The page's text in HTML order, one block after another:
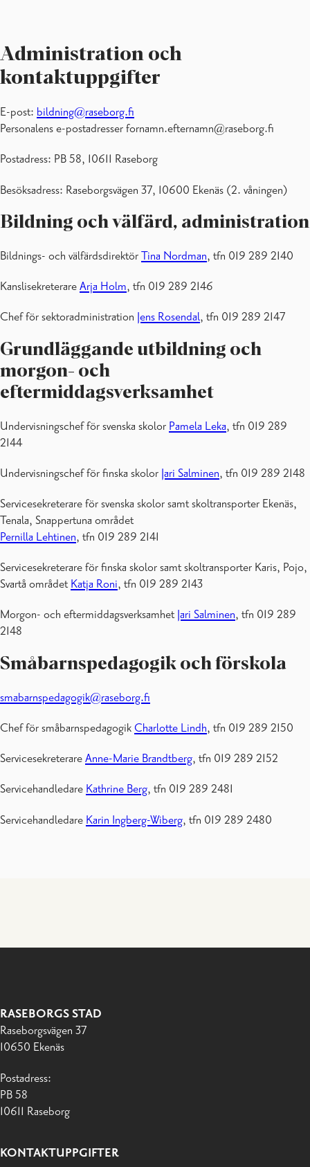
Administration och
kontaktuppgifter
E-post: bildning@raseborg.fi
Personalens e-postadresser fornamn.efternamn@raseborg.fi
Postadress: PB 58, 10611 Raseborg
Besöksadress: Raseborgsvägen 37, 10600 Ekenäs (2. våningen)
Bildning och välfärd, administration
Bildnings- och välfärdsdirektör Tina Nordman, tfn 019 289 2140
Kanslisekreterare Arja Holm, tfn 019 289 2146
Chef för sektoradministration Jens Rosendal, tfn 019 289 2147
Grundläggande utbildning och
morgon- och
eftermiddagsverksamhet
Undervisningschef för svenska skolor Pamela Leka, tfn 019 289
2144
Undervisningschef för finska skolor Jari Salminen, tfn 019 289 2148
Servicesekreterare för svenska skolor samt skoltransporter Ekenäs,
Tenala, Snappertuna området
Pernilla Lehtinen, tfn 019 289 2141
Servicesekreterare för finska skolor samt skoltransporter Karis, Pojo,
Svartå området Katja Roni, tfn 019 289 2143
Morgon- och eftermiddagsverksamhet Jari Salminen, tfn 019 289
2148
Småbarnspedagogik och förskola
smabarnspedagogik@raseborg.fi
Chef för småbarnspedagogik Charlotte Lindh, tfn 019 289 2150
Servicesekreterare Anne-Marie Brandtberg, tfn 019 289 2152
Servicehandledare Kathrine Berg, tfn 019 289 2481
Servicehandledare Karin Ingberg-Wiberg, tfn 019 289 2480
RASEBORGS STAD
Raseborgsvägen 37
10650 Ekenäs
Postadress:
PB 58
10611 Raseborg
KONTAKTUPPGIFTER